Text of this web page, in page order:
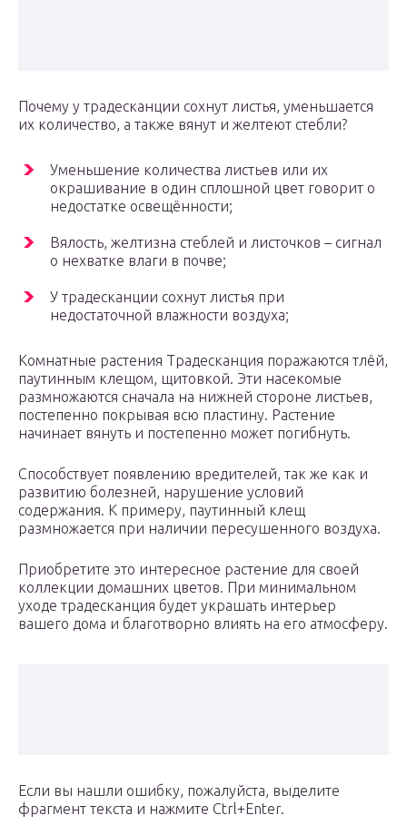
Почему у традесканции сохнут листья, уменьшается
их количество, а также вянут и желтеют стебли?
Уменьшение количества листьев или их
окрашивание в один сплошной цвет говорит о
недостатке освещённости;
Вялость, желтизна стеблей и листочков – сигнал
о нехватке влаги в почве;
У традесканции сохнут листья при
недостаточной влажности воздуха;
Комнатные растения Традесканция поражаются тлёй,
паутинным клещом, щитовкой. Эти насекомые
размножаются сначала на нижней стороне листьев,
постепенно покрывая всю пластину. Растение
начинает вянуть и постепенно может погибнуть.
Способствует появлению вредителей, так же как и
развитию болезней, нарушение условий
содержания. К примеру, паутинный клещ
размножается при наличии пересушенного воздуха.
Приобретите это интересное растение для своей
коллекции домашних цветов. При минимальном
уходе традесканция будет украшать интерьер
вашего дома и благотворно влиять на его атмосферу.
Если вы нашли ошибку, пожалуйста, выделите
фрагмент текста и нажмите Ctrl+Enter.